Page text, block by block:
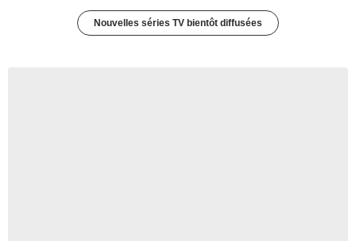
Nouvelles séries TV bientôt diffusées